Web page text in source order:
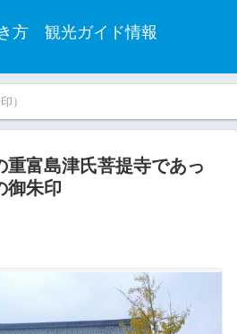
方 観光ガイド情報
）
重富島津氏菩提寺であっ
御朱印